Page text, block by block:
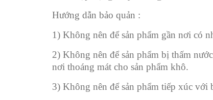
Hướng dẫn bảo quản :
1) Không nên để sản phẩm gần nơi có
2) Không nên để sản phẩm bị thấm
nơi thoáng mát cho sản phẩm khô.
3) Không nên để sản phẩm tiếp xúc với